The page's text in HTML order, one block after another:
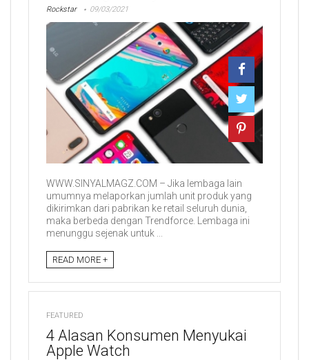
Rockstar 09/03/2021
WWW.SINYALMAGZ.COM – Jika lembaga lain
umumnya melaporkan jumlah unit produk yang
dikirimkan dari pabrikan ke retail seluruh dunia,
maka berbeda dengan Trendforce. Lembaga ini
menunggu sejenak untuk ...
READ MORE +
FEATURED
4 Alasan Konsumen Menyukai
Apple Watch